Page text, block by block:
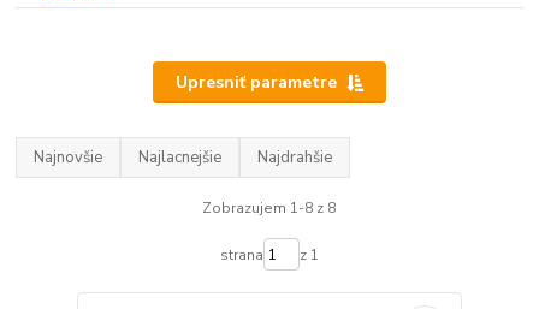
Upresniť parametre
Najnovšie Najlacnejšie Najdrahšie
Zobrazujem 1-8 z 8
strana z 1